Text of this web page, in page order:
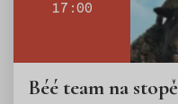
17:00
Béé team na stopě